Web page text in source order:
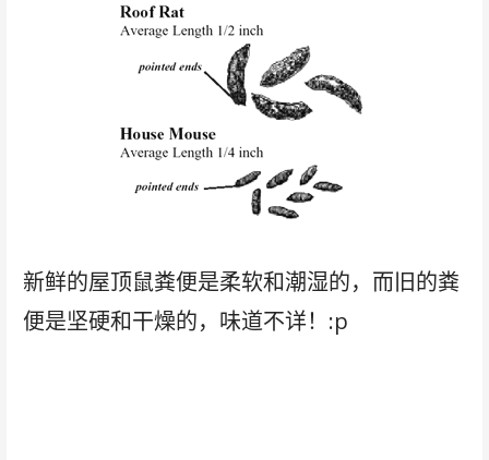
新鲜的屋顶鼠粪便是柔软和潮湿的，而旧的粪
便是坚硬和干燥的，味道不详！:p